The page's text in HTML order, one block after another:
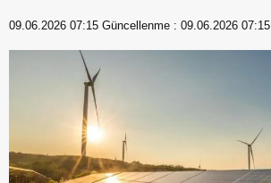
09.06.2026 07:15 Güncellenme : 09.06.2026 07:15